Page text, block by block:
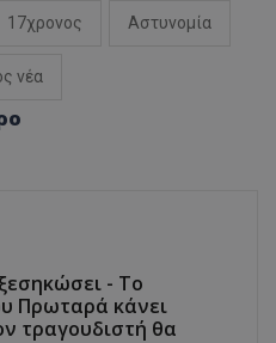
17χρονος Αστυνομία
νέα
- Το
Πρωταρά κάνει
τραγουδιστή θα